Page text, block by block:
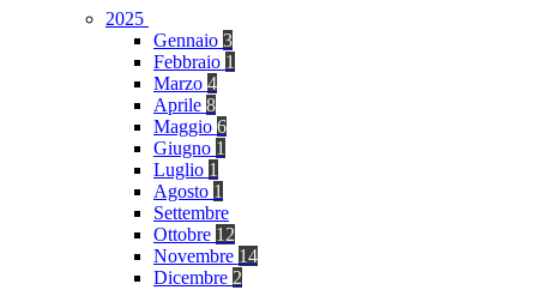
2025
Gennaio 3
Febbraio 1
Marzo 4
Aprile 8
Maggio 6
Giugno 1
Luglio 1
Agosto 1
Settembre
Ottobre 12
Novembre 14
Dicembre 2